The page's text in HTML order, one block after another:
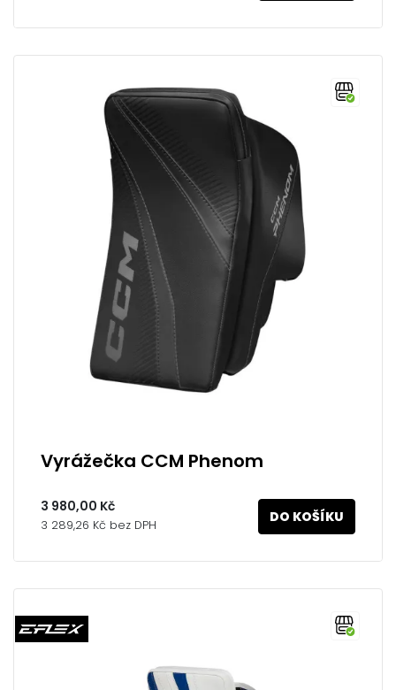
Vyrážečka CCM Phenom
3 980,00 Kč
3 289,26 Kč bez DPH DO KOŠÍKU